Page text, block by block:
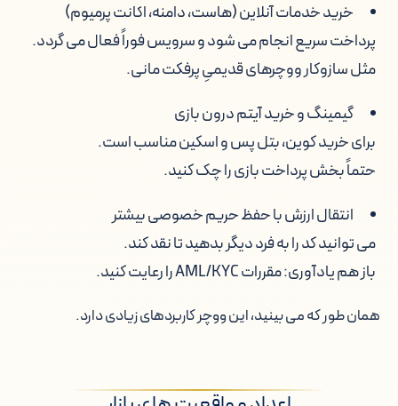
خرید خدمات آنلاین (هاست، دامنه، اکانت پرمیوم)
پرداخت سریع انجام می شود و سرویس فوراً فعال می گردد.
مثل سازوکار ووچرهای قدیمیِ پرفکت مانی.
گیمینگ و خرید آیتم درون بازی
برای خرید کوین، بتل پس و اسکین مناسب است.
حتماً بخش پرداخت بازی را چک کنید.
انتقال ارزش با حفظ حریم خصوصی بیشتر
می توانید کد را به فرد دیگر بدهید تا نقد کند.
باز هم یادآوری: مقررات AML/KYC را رعایت کنید.
همان طور که می بینید، این ووچر کاربردهای زیادی دارد.